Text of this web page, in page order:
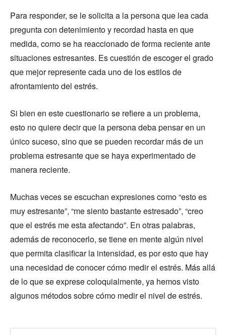
Para responder, se le solicita a la persona que lea cada
pregunta con detenimiento y recordad hasta en que
medida, como se ha reaccionado de forma reciente ante
situaciones estresantes. Es cuestión de escoger el grado
que mejor represente cada uno de los estilos de
afrontamiento del estrés.
Si bien en este cuestionario se refiere a un problema,
esto no quiere decir que la persona deba pensar en un
único suceso, sino que se pueden recordar más de un
problema estresante que se haya experimentado de
manera reciente.
Muchas veces se escuchan expresiones como “esto es
muy estresante”, “me siento bastante estresado”, “creo
que el estrés me esta afectando”. En otras palabras,
además de reconocerlo, se tiene en mente algún nivel
que permita clasificar la intensidad, es por esto que hay
una necesidad de conocer cómo medir el estrés. Más allá
de lo que se exprese coloquialmente, ya hemos visto
algunos métodos sobre cómo medir el nivel de estrés.